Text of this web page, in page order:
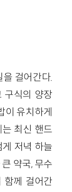
걸어간다.
구식의 양장
이 유치하게
최신 핸드
저녁 하늘
약국, 무수
함께 걸어간